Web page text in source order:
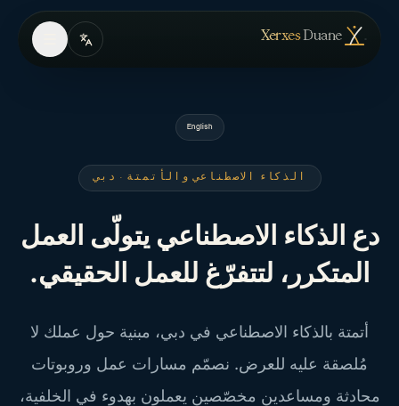
Skip to content
XerxesDuane — الصفحة الرئيسية
English
الذكاء الاصطناعي والأتمتة · دبي
دع الذكاء الاصطناعي يتولّى العمل
المتكرر، لتتفرّغ للعمل الحقيقي.
أتمتة بالذكاء الاصطناعي في دبي، مبنية حول عملك لا
مُلصقة عليه للعرض. نصمّم مسارات عمل وروبوتات
محادثة ومساعدين مخصّصين يعملون بهدوء في الخلفية،